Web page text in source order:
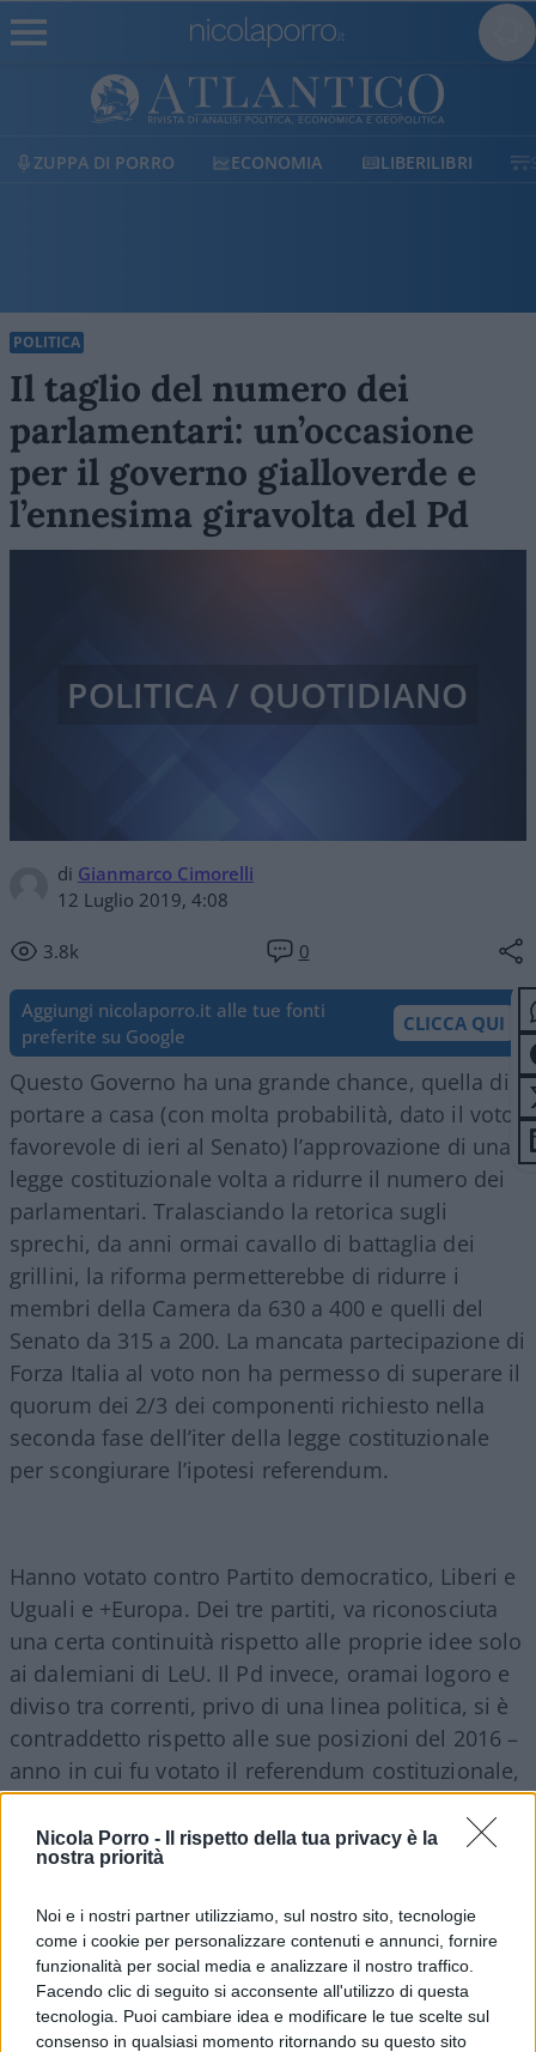
Nicola Porro -
Il rispetto della tua privacy è la
nostra priorità
Noi e i nostri partner utilizziamo, sul nostro sito, tecnologie
come i cookie per personalizzare contenuti e annunci, fornire
funzionalità per social media e analizzare il nostro traffico.
Facendo clic di seguito si acconsente all'utilizzo di questa
tecnologia. Puoi cambiare idea e modificare le tue scelte sul
consenso in qualsiasi momento ritornando su questo sito
ZUPPA DI PORRO ECONOMIA LIBERILIBRI
POLITICA
Il taglio del numero dei
parlamentari: un’occasione
per il governo gialloverde e
l’ennesima giravolta del Pd
di Gianmarco Cimorelli
12 Luglio 2019, 4:08
3.8k 0
POLITICA / QUOTIDIANO
Aggiungi nicolaporro.it alle tue fonti
preferite su Google
CLICCA QUI
Questo Governo ha una grande chance, quella di
portare a casa (con molta probabilità, dato il voto
favorevole di ieri al Senato) l’approvazione di una
legge costituzionale volta a ridurre il numero dei
parlamentari. Tralasciando la retorica sugli
sprechi, da anni ormai cavallo di battaglia dei
grillini, la riforma permetterebbe di ridurre i
membri della Camera da 630 a 400 e quelli del
Senato da 315 a 200. La mancata partecipazione di
Forza Italia al voto non ha permesso di superare il
quorum dei 2/3 dei componenti richiesto nella
seconda fase dell’iter della legge costituzionale
per scongiurare l’ipotesi referendum.
Hanno votato contro Partito democratico, Liberi e
Uguali e +Europa. Dei tre partiti, va riconosciuta
una certa continuità rispetto alle proprie idee solo
ai dalemiani di LeU. Il Pd invece, oramai logoro e
diviso tra correnti, privo di una linea politica, si è
contraddetto rispetto alle sue posizioni del 2016 –
anno in cui fu votato il referendum costituzionale,
che tra le varie modifiche alla Costituzione
avrebbe apportato anche una riduzione drastica
del numero di senatori da 315 a 100, nonché una
ad esso oggi attribuite. Insomma, una proposta
molto più spinta di un “semplice” taglio.
Parimenti la levata di scudi contro la